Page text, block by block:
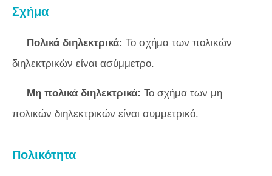
Σχήμα
Πολικά διηλεκτρικά: Το σχήμα των πολικών
διηλεκτρικών είναι ασύμμετρο.
Μη πολικά διηλεκτρικά: Το σχήμα των μη
πολικών διηλεκτρικών είναι συμμετρικό.
Πολικότητα